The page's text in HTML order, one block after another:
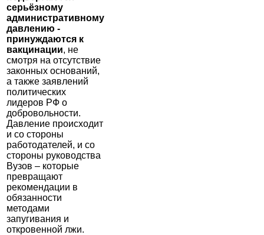
серьёзному
административному
давлению -
принуждаются к
вакцинации, не
смотря на отсутствие
законных оснований,
а также заявлений
политических
лидеров РФ о
добровольности.
Давление происходит
и со стороны
работодателей, и со
стороны руководства
Вузов – которые
превращают
рекомендации в
обязанности
методами
запугивания и
откровенной лжи.